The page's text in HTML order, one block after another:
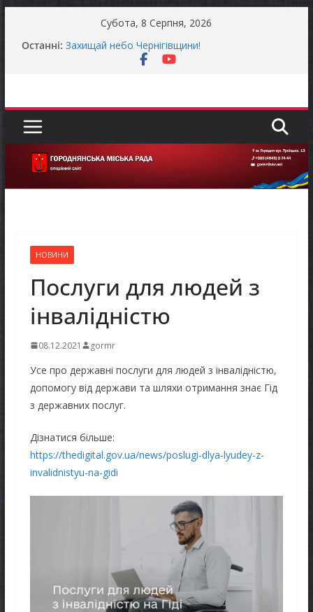
Субота, 8 Серпня, 2026
Останні: Захищай небо Чернігівщини!
Батьки майбутніх першокласників уже можуть
Як отримати компенсацію за товари, придбані
Уповноважений Верховної Ради України з
прав людини проводить опитування щодо
реалізації права осіб з інвалідністю на працю
НОВИНИ
Послуги для людей з
інвалідністю
08.12.2021 gormr
Усе про державні послуги для людей з інвалідністю,
допомогу від держави та шляхи отримання знає Гід
з державних послуг.
Дізнатися більше:
https://thedigital.gov.ua/news/poslugi-dlya-lyudey-z-
invalidnistyu-na-gidi